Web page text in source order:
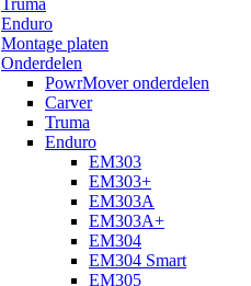
Truma
Enduro
Montage platen
Onderdelen
PowrMover onderdelen
Carver
Truma
Enduro
EM303
EM303+
EM303A
EM303A+
EM304
EM304 Smart
EM305